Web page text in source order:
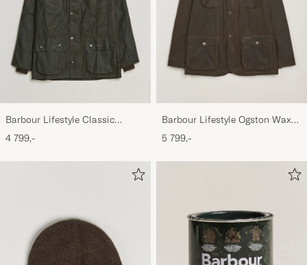
Barbour Lifestyle Classic
Bedale Jacket Olive
4 799,-
Barbour Lifestyle Ogston Waxed
Jacket Olive
5 799,-